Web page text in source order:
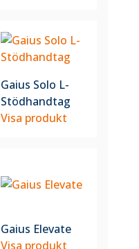
Gaius Solo L-
Stödhandtag
Visa produkt
Gaius Elevate
Visa produkt